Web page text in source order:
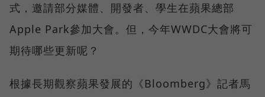
式，邀請部分媒體、開發者、學生在蘋果總部
Apple Park參加大會。但，今年WWDC大會將可
期待哪些更新呢？
根據長期觀察蘋果發展的《Bloomberg》記者馬